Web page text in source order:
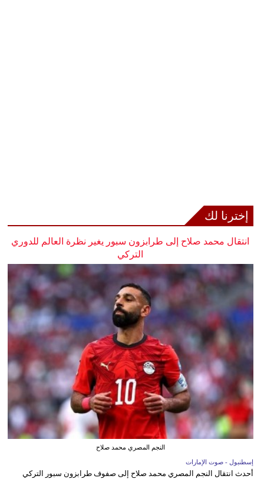
إخترنا لك
انتقال محمد صلاح إلى طرابزون سبور يغير نظرة العالم للدوري
التركي
النجم المصري محمد صلاح
إسطنبول - صوت الإمارات
أحدث انتقال النجم المصري محمد صلاح إلى صفوف طرابزون سبور التركي